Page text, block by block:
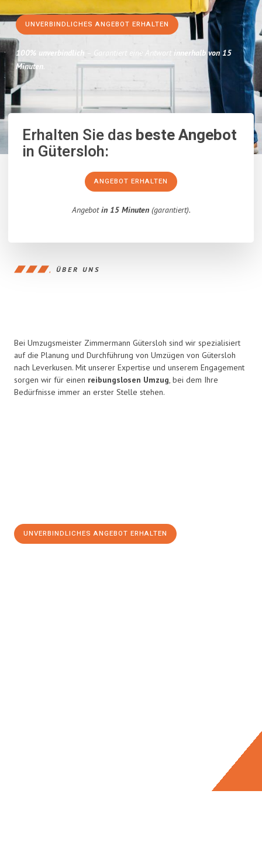
UNVERBINDLICHES ANGEBOT ERHALTEN
100% unverbindlich – Garantiert eine Antwort innerhalb von 15
Minuten.
Erhalten Sie dasbeste Angebot
in Gütersloh:
ANGEBOT ERHALTEN
Angebotin 15 Minuten(garantiert).
ÜBER UNS
Bei Umzugsmeister Zimmermann Gütersloh sind wir spezialisiert
auf die Planung und Durchführung von Umzügen von Gütersloh
nach Leverkusen. Mit unserer Expertise und unserem Engagement
sorgen wir für einen reibungslosen Umzug, bei dem Ihre
Bedürfnisse immer an erster Stelle stehen.
UNVERBINDLICHES ANGEBOT ERHALTEN